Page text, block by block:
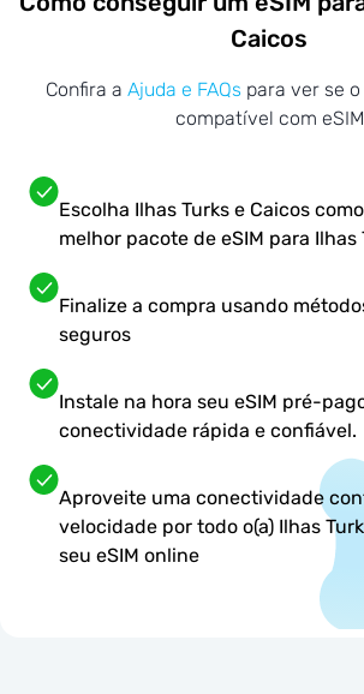
Caicos
Confira a Ajuda e FAQs para ver se
compatível com eSIM
Escolha Ilhas Turks e Caicos
melhor pacote de eSIM para Ilhas
Finalize a compra usando
seguros
Instale na hora seu eSIM pré-
conectividade rápida e confiável.
Aproveite uma conectividade
velocidade por todo o(a) Ilhas
seu eSIM online